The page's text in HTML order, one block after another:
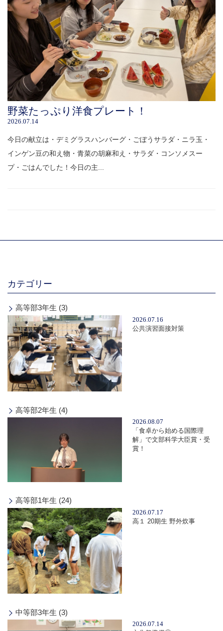
野菜たっぷり洋食プレート！
2026.07.14
今日の献立は・デミグラスハンバーグ・ごぼうサラダ・ニラ玉・
インゲン豆の和え物・青菜の胡麻和え・サラダ・コンソメスー
プ・ごはんでした！今日の主...
カテゴリー
高等部3年生 (3)
2026.07.16
公共演習面接対策
高等部2年生 (4)
2026.08.07
「食卓から始める国際理
解」で文部科学大臣賞・受
賞！
高等部1年生 (24)
2026.07.17
高１ 20期生 野外炊事
中等部3年生 (3)
2026.07.14